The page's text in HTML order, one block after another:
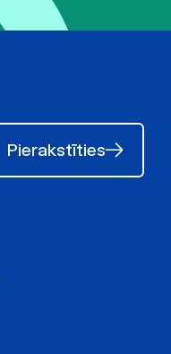
Pierakstīties